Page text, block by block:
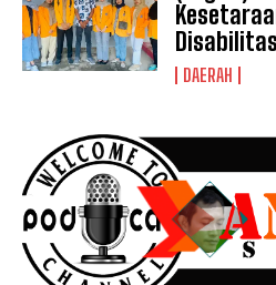
I've read and accept the
BNPB Serahkan
DAERAH